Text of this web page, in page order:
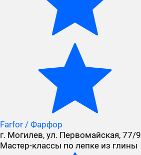
Farfor / Фарфор
г. Могилев, ул. Первомайская, 77/9
Мастер-классы по лепке из глины